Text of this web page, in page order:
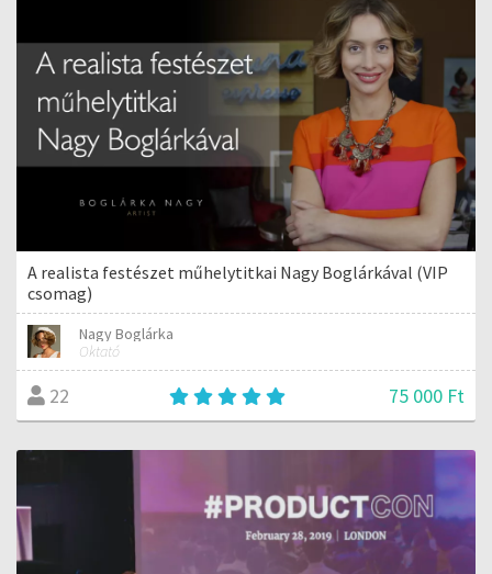
A realista festészet műhelytitkai Nagy Boglárkával (VIP
csomag)
Nagy Boglárka
Oktató
22 75 000 Ft